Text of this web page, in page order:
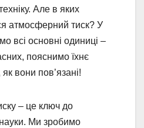
Але в яких
атмосферний тиск? У
всі основні одиниці –
пояснимо їхнє
вони пов’язані!
– це ключ до
Ми зробимо